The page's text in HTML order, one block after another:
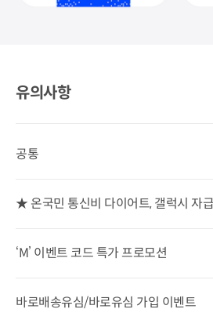
KT 마이알뜰폰 BC 바로카드
유의사항
공통
공통 상세열기
★ 온국민 통신비 다이어트, 갤럭시 자
★ 온국민 통신비 다이어트, 갤럭시 자급
‘M’ 이벤트 코드 특가 프로모션
‘M’ 이벤트 코드 특가 프로모션 상세열기
바로배송유심/바로유심 가입 이벤트
바로배송유심/바로유심 가입 이벤트 상